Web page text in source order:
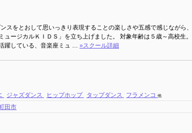
スをとおして思いっきり表現することの楽しさや五感で感じながら、
ージカルＫＩＤＳ」を立ち上げました。 対象年齢は５歳～高校生。
躍している、音楽座ミュ … »スクール詳細
ジャズダンス ヒップホップ タップダンス フラメンコ他
田市